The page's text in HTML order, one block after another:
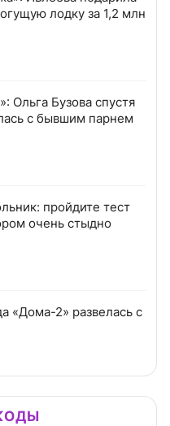
лодку за 1,2 млн
Ольга Бузова спустя
с бывшим парнем
пройдите тест
очень стыдно
«Дома-2» развелась с